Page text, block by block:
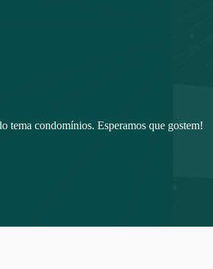
tema condomínios. Esperamos que gostem!